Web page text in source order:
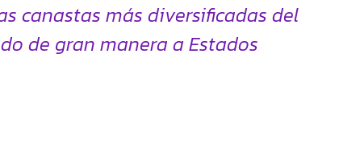
canastas más diversificadas del
de gran manera a Estados